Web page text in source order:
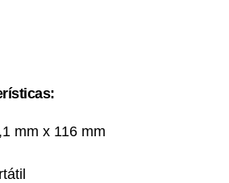
mm x 116 mm